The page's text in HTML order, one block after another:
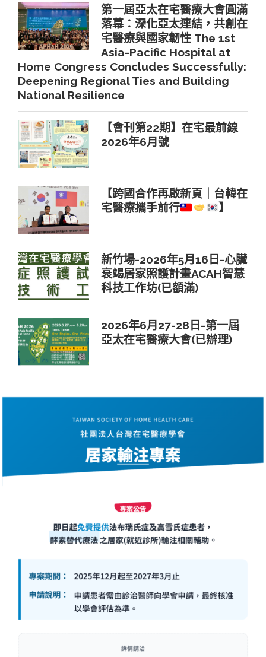
第一屆亞太在宅醫療大會圓滿
落幕：深化亞太連結，共創在
宅醫療與國家韌性 The 1st
Asia-Pacific Hospital at
Home Congress Concludes Successfully:
Deepening Regional Ties and Building
National Resilience
【會刊第22期】在宅最前線
2026年6月號
【跨國合作再啟新頁｜台韓在
宅醫療攜手前行
】
新竹場-2026年5月16日-心臟
衰竭居家照護計畫ACAH智慧
科技工作坊(已額滿)
2026年6月27-28日-第一屆
亞太在宅醫療大會(已辦理)